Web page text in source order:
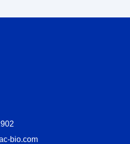
bio.com